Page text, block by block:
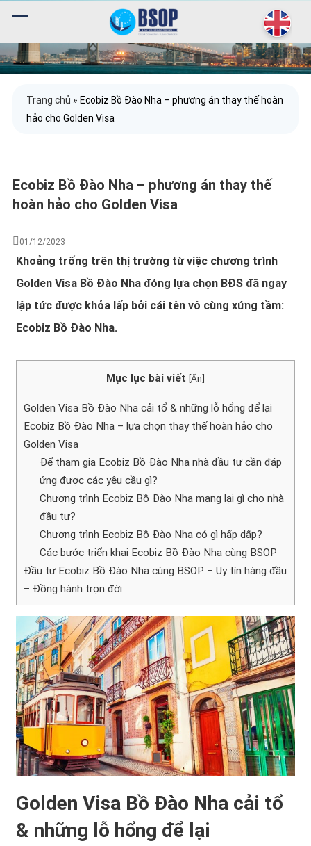
Trang chủ » Ecobiz Bồ Đào Nha – phương án thay thế hoàn
hảo cho Golden Visa
Ecobiz Bồ Đào Nha – phương án thay thế
hoàn hảo cho Golden Visa
01/12/2023
Khoảng trống trên thị trường từ việc chương trình
Golden Visa Bồ Đào Nha đóng lựa chọn BĐS đã ngay
lập tức được khỏa lấp bởi cái tên vô cùng xứng tầm:
Ecobiz Bồ Đào Nha.
Mục lục bài viết [Ẩn]
Golden Visa Bồ Đào Nha cải tổ & những lỗ hổng để lại
Ecobiz Bồ Đào Nha – lựa chọn thay thế hoàn hảo cho
Golden Visa
Để tham gia Ecobiz Bồ Đào Nha nhà đầu tư cần đáp
ứng được các yêu cầu gì?
Chương trình Ecobiz Bồ Đào Nha mang lại gì cho nhà
đầu tư?
Chương trình Ecobiz Bồ Đào Nha có gì hấp dấp?
Các bước triển khai Ecobiz Bồ Đào Nha cùng BSOP
Đầu tư Ecobiz Bồ Đào Nha cùng BSOP – Uy tín hàng đầu
– Đồng hành trọn đời
Golden Visa Bồ Đào Nha cải tổ
& những lỗ hổng để lại